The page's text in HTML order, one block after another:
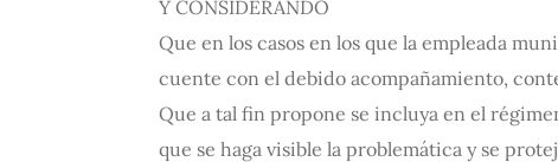
Y CONSIDERANDO
Que en los casos en los que la empleada
cuente con el debido acompañamiento,
Que a tal fin propone se incluya en el
que se haga visible la problemática y se